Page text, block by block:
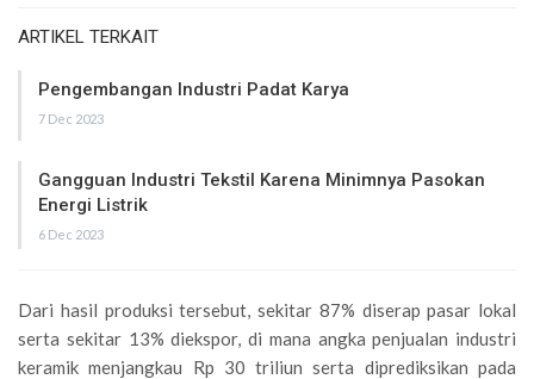
ARTIKEL TERKAIT
Pengembangan Industri Padat Karya
7 Dec 2023
Gangguan Industri Tekstil Karena Minimnya Pasokan
Energi Listrik
6 Dec 2023
Dari hasil produksi tersebut, sekitar 87% diserap pasar lokal
serta sekitar 13% diekspor, di mana angka penjualan industri
keramik menjangkau Rp 30 triliun serta diprediksikan pada